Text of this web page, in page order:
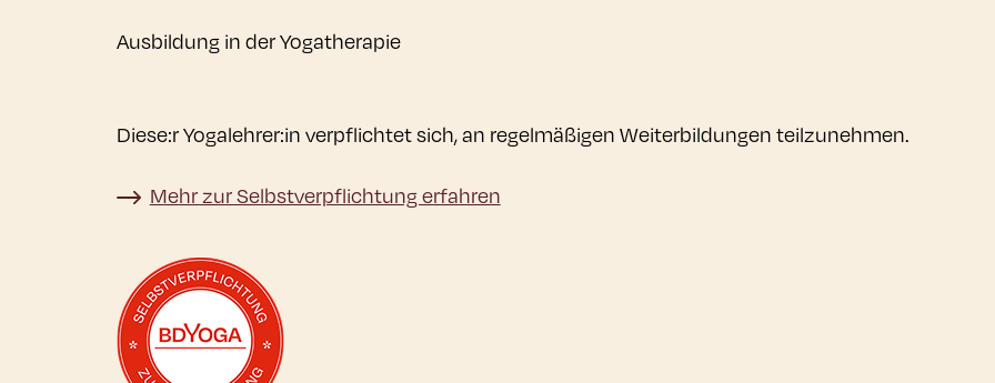
Ausbildung in der Yogatherapie
Diese:r Yogalehrer:in verpflichtet sich, an regelmäßigen Weiterbildungen teilzunehmen.
Mehr zur Selbstverpflichtung erfahren
Mehr zur Selbstverpflichtung erfahren